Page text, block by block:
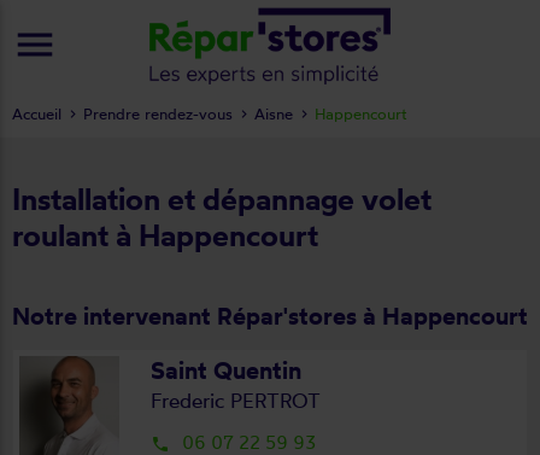
Installation et dépannage volet
roulant à Happencourt
Notre intervenant Répar'stores à Happencourt
Saint Quentin
Frederic PERTROT
local_phone 06 07 22 59 93
Accueil Prendre rendez-vous Aisne Happencourt
menu